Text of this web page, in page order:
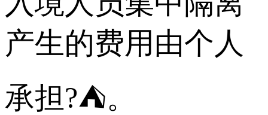
产生的费用由个人
承担?⛺。